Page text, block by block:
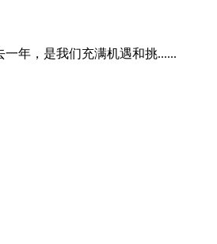
年，是我们充满机遇和挑......